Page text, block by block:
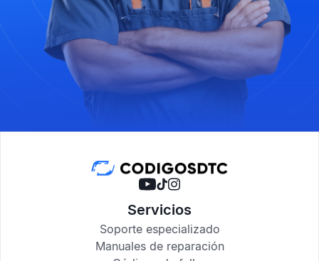
Servicios
Soporte especializado
Manuales de reparación